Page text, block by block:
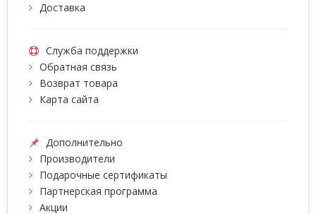
Доставка
Служба поддержки
Обратная связь
Возврат товара
Карта сайта
Дополнительно
Производители
Подарочные сертификаты
Партнерская программа
Акции